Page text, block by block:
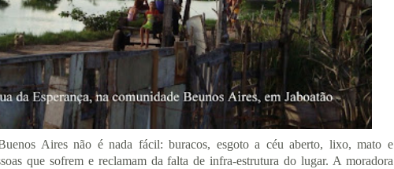
Aires não é nada fácil: buracos, esgotoa céu aberto, lixo, mato e
que sofrem e reclamam da falta de infra-estrutura do lugar. A moradora